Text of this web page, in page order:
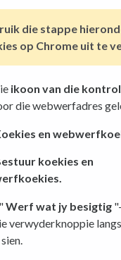
die stappe
op Chrome uit te
ikoon van die
die webwerfadres
en
koekies en
Werf wat jy besigtig
verwyderknoppie